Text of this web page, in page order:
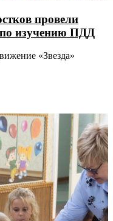
провели
по изучению ПДД
«Звезда»